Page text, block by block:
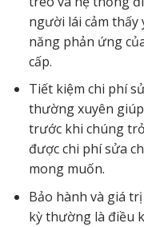
người lái cảm thấy
năng phản ứng
cấp.
Tiết kiệm chi phí
thường xuyên
trước khi chúng
được chi phí sửa
mong muốn.
Bảo hành và giá
kỳ thường là điều